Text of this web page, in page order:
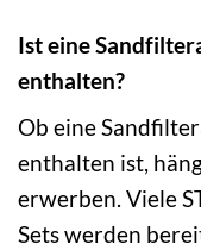
Ist eine
enthalten?
Ob eine
enthalten ist,
erwerben. Viele
Sets werden